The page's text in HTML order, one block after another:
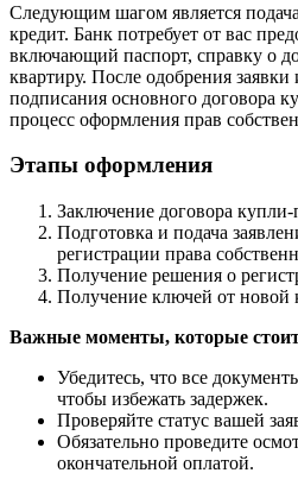
Следующим шагом является
кредит. Банк потребует от вас
включающий паспорт, справку о
квартиру. После одобрения заявки
подписания основного договора
процесс оформления прав
Этапы оформления
Заключение договора
Подготовка и подача
регистрации права
Получение решения о
Получение ключей от новой
Важные моменты, которые стоит
Убедитесь, что все
чтобы избежать задержек.
Проверяйте статус вашей
Обязательно проведите
окончательной оплатой.